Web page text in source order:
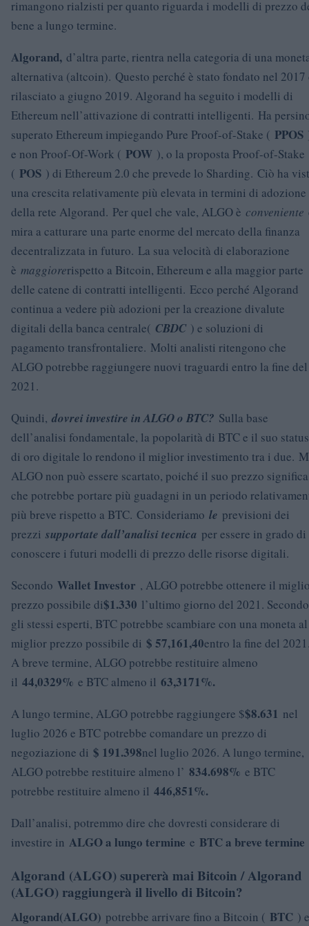
rimangono rialzisti per quanto riguarda i modelli di prezzo
bene a lungo termine.
Algorand, d’altra parte, rientra nella categoria di una
alternativa (altcoin). Questo perché è stato fondato nel 2017
rilasciato a giugno 2019. Algorand ha seguito i modelli di
Ethereum nell’attivazione di contratti intelligenti. Ha
superato Ethereum impiegando Pure Proof-of-Stake ( PPOS
e non Proof-Of-Work ( POW ), o la proposta Proof-of-Stake
( POS ) di Ethereum 2.0 che prevede lo Sharding. Ciò ha
una crescita relativamente più elevata in termini di adozione
della rete Algorand. Per quel che vale, ALGO è conveniente
mira a catturare una parte enorme del mercato della finanza
decentralizzata in futuro. La sua velocità di elaborazione
è maggiorerispetto a Bitcoin, Ethereum e alla maggior parte
delle catene di contratti intelligenti. Ecco perché Algorand
continua a vedere più adozioni per la creazione divalute
digitali della banca centrale( CBDC ) e soluzioni di
pagamento transfrontaliere. Molti analisti ritengono che
ALGO potrebbe raggiungere nuovi traguardi entro la fine del
2021.
Quindi, dovrei investire in ALGO o BTC? Sulla base
dell’analisi fondamentale, la popolarità di BTC e il suo status
di oro digitale lo rendono il miglior investimento tra i due.
ALGO non può essere scartato, poiché il suo prezzo significa
che potrebbe portare più guadagni in un periodo
più breve rispetto a BTC. Consideriamo le previsioni dei
prezzi supportate dall’analisi tecnica per essere in grado di
conoscere i futuri modelli di prezzo delle risorse digitali.
Secondo Wallet Investor , ALGO potrebbe ottenere il
prezzo possibile di$1.330 l’ultimo giorno del 2021. Secondo
gli stessi esperti, BTC potrebbe scambiare con una moneta al
miglior prezzo possibile di $ 57,161,40entro la fine del
A breve termine, ALGO potrebbe restituire almeno
il 44,0329% e BTC almeno il 63,3171%.
A lungo termine, ALGO potrebbe raggiungere $$8.631 nel
luglio 2026 e BTC potrebbe comandare un prezzo di
negoziazione di $ 191.398nel luglio 2026. A lungo termine,
ALGO potrebbe restituire almeno l’ 834.698% e BTC
potrebbe restituire almeno il 446,851%.
Dall’analisi, potremmo dire che dovresti considerare di
investire in ALGO a lungo termine e BTC a breve termine
Algorand (ALGO) supererà mai Bitcoin / Algorand
(ALGO) raggiungerà il livello di Bitcoin?
Algorand(ALGO) potrebbe arrivare fino a Bitcoin ( BTC ) e